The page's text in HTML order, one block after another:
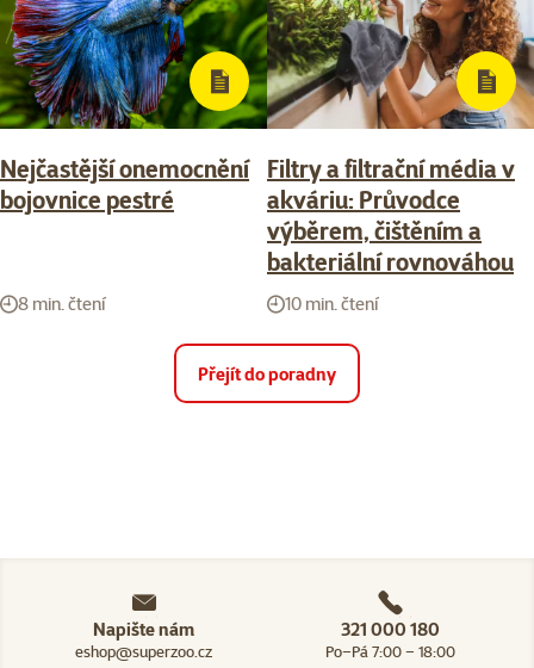
Nejčastější onemocnění
bojovnice pestré
8 min. čtení
Filtry a filtrační média v
akváriu: Průvodce
výběrem, čištěním a
bakteriální rovnováhou
10 min. čtení
Přejít do poradny
Napište nám
eshop@superzoo.cz
321 000 180
Po–Pá 7:00 – 18:00